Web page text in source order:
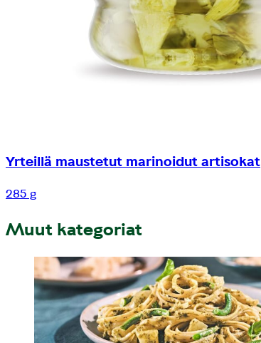
Yrteillä maustetut marinoidut artisokat
285 g
Muut kategoriat